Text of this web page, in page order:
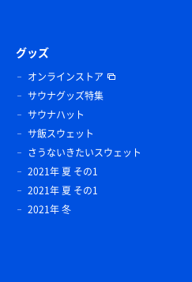
グッズ
オンラインストア
サウナグッズ特集
サウナハット
サ飯スウェット
さうないきたいスウェット
2021年 夏 その1
2021年 夏 その1
2021年 冬